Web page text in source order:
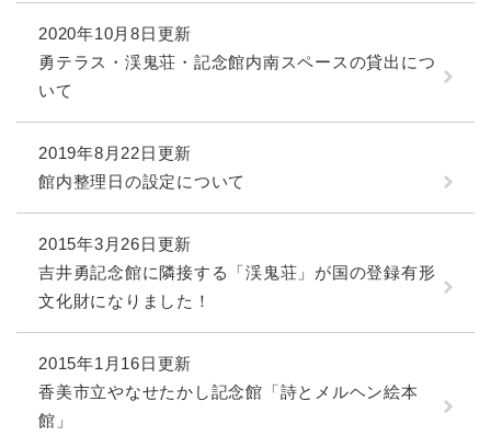
2020年10月8日更新
勇テラス・渓鬼荘・記念館内南スペースの貸出につ
いて
2019年8月22日更新
館内整理日の設定について
2015年3月26日更新
吉井勇記念館に隣接する「渓鬼荘」が国の登録有形
文化財になりました！
2015年1月16日更新
香美市立やなせたかし記念館「詩とメルヘン絵本
館」